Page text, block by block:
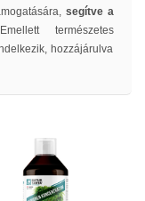
segítve a
természetes
hozzájárulva